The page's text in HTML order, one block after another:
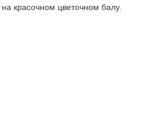
на красочном цветочном балу.